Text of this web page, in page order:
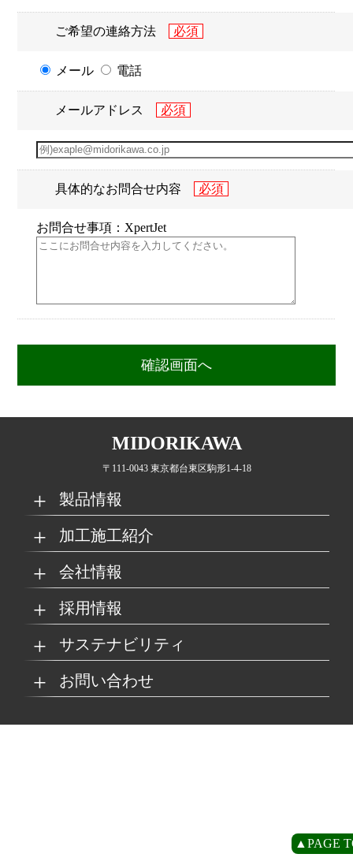
▲PAGE
ご希望の連絡方法
メール 電話
メールアドレス
具体的なお問合せ内容
お問合せ事項：XpertJet
MIDORIKAWA
〒111-0043 東京都台東区駒形1-4-18
製品情報
MKブランド製品 新商品紹介
取扱製品情報
SDSダウンロード
加工施工紹介
グループの総合力 乗り物
工場
環境 商業施設
会社情報
会社概要 経営理念
沿革
採用情報
マイナビ採用ページ
サステナビリティ
リサイクルへの取り組
SDGsへの取り組み
お問い合わせ